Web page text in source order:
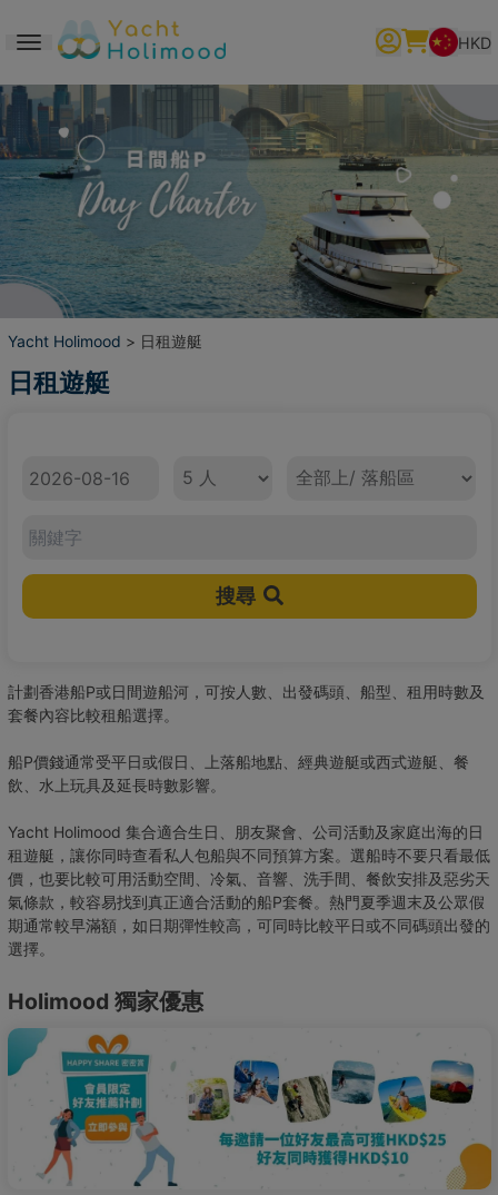
Toggle navigation
繁體中文 English 简体中文
HKD
Yacht Holimood > 日租遊艇
日租遊艇
人數 上/ 落船區
搜尋
計劃香港船P或日間遊船河，可按人數、出發碼頭、船型、租用時數及
套餐內容比較租船選擇。
船P價錢通常受平日或假日、上落船地點、經典遊艇或西式遊艇、餐
飲、水上玩具及延長時數影響。
Yacht Holimood 集合適合生日、朋友聚會、公司活動及家庭出海的日
租遊艇，讓你同時查看私人包船與不同預算方案。選船時不要只看最低
價，也要比較可用活動空間、冷氣、音響、洗手間、餐飲安排及惡劣天
氣條款，較容易找到真正適合活動的船P套餐。熱門夏季週末及公眾假
期通常較早滿額，如日期彈性較高，可同時比較平日或不同碼頭出發的
選擇。
Holimood 獨家優惠